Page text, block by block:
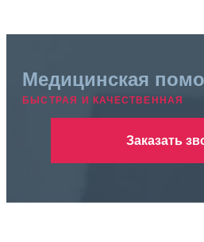
Медицинская
БЫСТРАЯ И КАЧЕСТВЕННАЯ
Заказать